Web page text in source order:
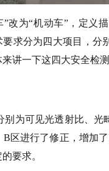
改为“机动车”，定义
求分为四大项目，
讲一下这四大安全检测
为可见光透射比、
区进行了修正，增加
要求。